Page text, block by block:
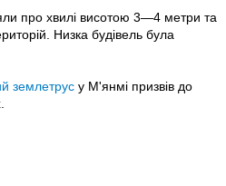
про хвилі висотою 3—4 метри та
Низка будівель була
землетрус у М'янмі призвів до